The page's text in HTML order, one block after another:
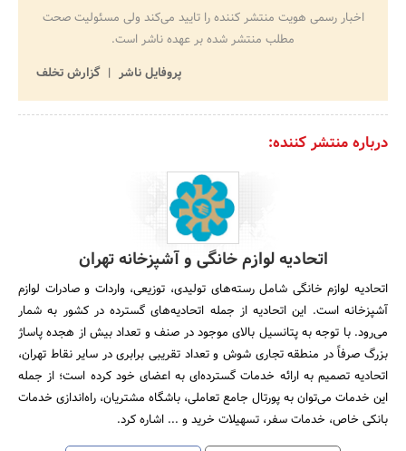
اخبار رسمی هویت منتشر کننده را تایید می‌کند ولی مسئولیت صحت
مطلب منتشر شده بر عهده ناشر است.
پروفایل ناشر
گزارش تخلف
درباره منتشر کننده:
اتحادیه لوازم خانگی و آشپزخانه تهران
اتحادیه لوازم خانگی شامل رسته‌های تولیدی، توزیعی، واردات و صادرات لوازم
آشپزخانه است. این اتحادیه از جمله اتحادیه‌های گسترده در کشور به شمار
می‌رود. با توجه به پتانسیل بالای موجود در صنف و تعداد بیش از هجده پاساژ
بزرگ صرفاً در منطقه تجاری شوش و تعداد تقریبی برابری در سایر نقاط تهران،
اتحادیه تصمیم به ارائه خدمات گسترده‌ای به اعضای خود کرده است؛ از جمله
این خدمات می‌توان به پورتال جامع تعاملی، باشگاه مشتریان، راه‌اندازی خدمات
بانکی خاص، خدمات سفر، تسهیلات خرید و ... اشاره کرد.